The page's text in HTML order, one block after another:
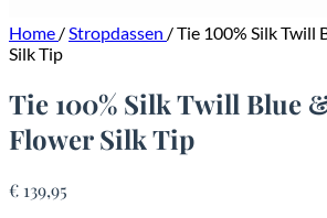
Home /Stropdassen /Tie 100% Silk Twill
Silk Tip
Tie 100% Silk Twill Blue
Flower Silk Tip
€ 139,95